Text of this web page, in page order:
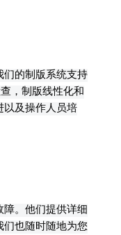
们的制版系统支持
，制版线性化和
以及操作人员培
。他们提供详细
们也随时随地为您